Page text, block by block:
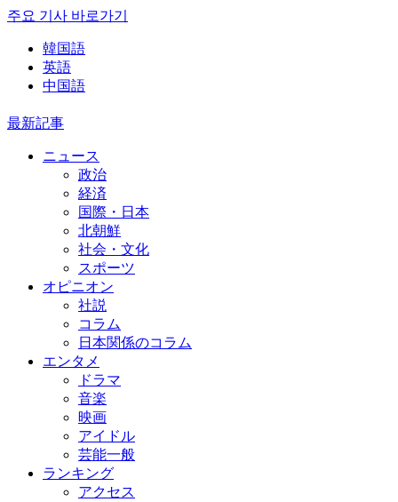
주요 기사 바로가기
韓国語
英語
中国語
最新記事
ニュース
政治
経済
国際・日本
北朝鮮
社会・文化
スポーツ
オピニオン
社説
コラム
日本関係のコラム
エンタメ
ドラマ
音楽
映画
アイドル
芸能一般
ランキング
アクセス